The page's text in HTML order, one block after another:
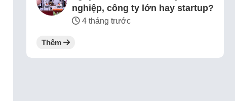
nghiệp, công ty lớn hay startup?
4 tháng trước
Thêm